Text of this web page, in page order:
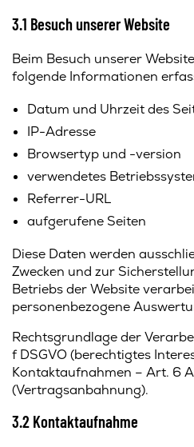
3.1 Besuch unserer Website
Beim Besuch unserer
folgende Informationen
Datum und Uhrzeit des
IP-Adresse
Browsertyp und -version
verwendetes
Referrer-URL
aufgerufene Seiten
Diese Daten werden
Zwecken und zur
Betriebs der Website
personenbezogene
Rechtsgrundlage der
f DSGVO (berechtigtes
Kontaktaufnahmen – Art. 6
(Vertragsanbahnung).
3.2 Kontaktaufnahme